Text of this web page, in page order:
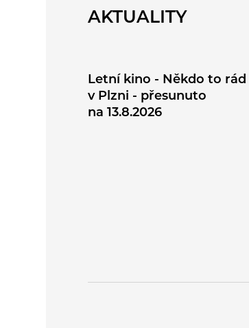
AKTUALITY
Letní kino - Někdo to rád
v Plzni - přesunuto
na 13.8.2026